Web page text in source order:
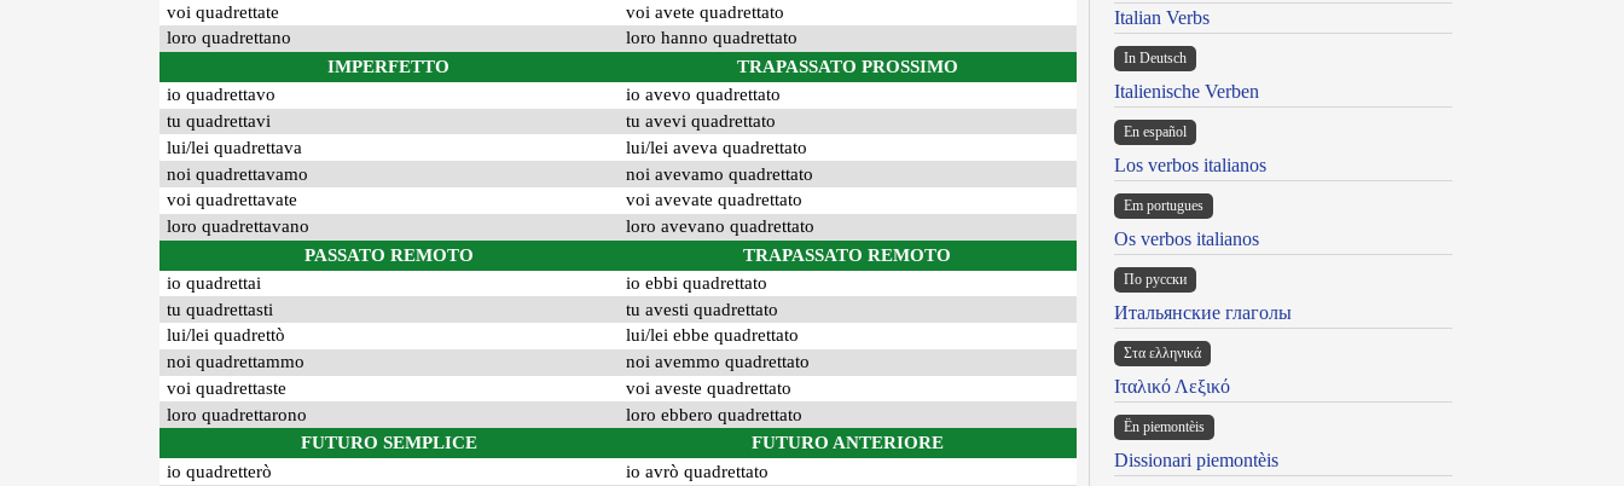
voi quadrettate
loro quadrettano
IMPERFETTO
io quadrettavo
tu quadrettavi
lui/lei quadrettava
noi quadrettavamo
voi quadrettavate
loro quadrettavano
PASSATO REMOTO
io quadrettai
tu quadrettasti
lui/lei quadrettò
noi quadrettammo
voi quadrettaste
loro quadrettarono
FUTURO SEMPLICE
io quadretterò
voi avete quadrettato
loro hanno quadrettato
TRAPASSATO PROSSIMO
io avevo quadrettato
tu avevi quadrettato
lui/lei aveva quadrettato
noi avevamo quadrettato
voi avevate quadrettato
loro avevano quadrettato
TRAPASSATO REMOTO
io ebbi quadrettato
tu avesti quadrettato
lui/lei ebbe quadrettato
noi avemmo quadrettato
voi aveste quadrettato
loro ebbero quadrettato
FUTURO ANTERIORE
io avrò quadrettato
Italian Verbs
In Deutsch
Italienische Verben
En español
Los verbos italianos
Em portugues
Os verbos italianos
По русски
Итальянские глаголы
Στα ελληνικά
Ιταλικό Λεξικό
Ën piemontèis
Dissionari piemontèis